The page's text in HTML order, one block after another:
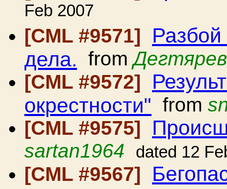
Feb 2007
[CML #9571]
дела. from
[CML #9572]
окрестности" from
[CML #9575]
sartan1964 dated 12
[CML #9567]